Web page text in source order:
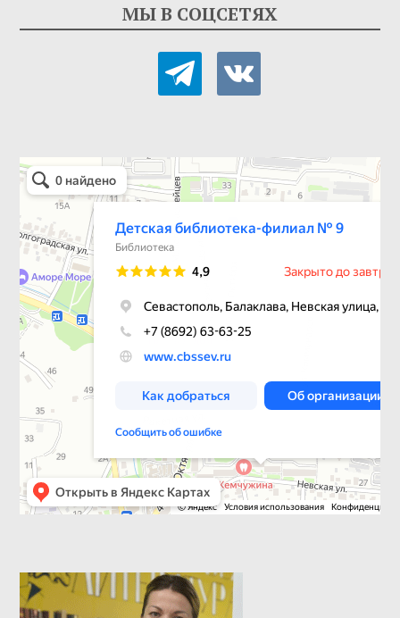
МЫ В СОЦСЕТЯХ
telegramvkontakte
Детская библиотека-филиал № 9
Библиотека в Севастополе